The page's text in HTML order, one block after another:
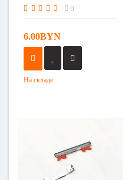
LX1) голубой
0
6.00BYN
На складе